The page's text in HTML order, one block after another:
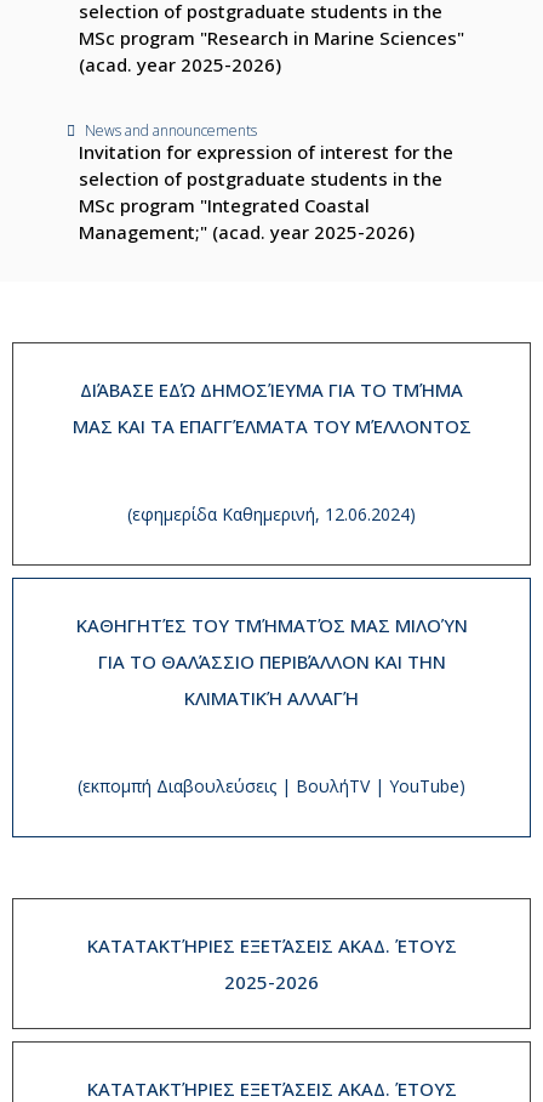
selection of postgraduate students in the
MSc program "Research in Marine Sciences"
(acad. year 2025-2026)
News and announcements
Invitation for expression of interest for the
selection of postgraduate students in the
MSc program "Integrated Coastal
Management;" (acad. year 2025-2026)
ΔΙΆΒΑΣΕ ΕΔΏ ΔΗΜΟΣΊΕΥΜΑ ΓΙΑ ΤΟ ΤΜΉΜΑ
ΜΑΣ ΚΑΙ ΤΑ ΕΠΑΓΓΈΛΜΑΤΑ ΤΟΥ ΜΈΛΛΟΝΤΟΣ
(εφημερίδα Καθημερινή, 12.06.2024)
ΚΑΘΗΓΗΤΈΣ ΤΟΥ ΤΜΉΜΑΤΌΣ ΜΑΣ ΜΙΛΟΎΝ
ΓΙΑ ΤΟ ΘΑΛΆΣΣΙΟ ΠΕΡΙΒΆΛΛΟΝ ΚΑΙ ΤΗΝ
ΚΛΙΜΑΤΙΚΉ ΑΛΛΑΓΉ
(εκπομπή Διαβουλεύσεις | ΒουλήTV | YouTube)
ΚΑΤΑΤΑΚΤΉΡΙΕΣ ΕΞΕΤΆΣΕΙΣ ΑΚΑΔ. ΈΤΟΥΣ
2025-2026
ΚΑΤΑΤΑΚΤΉΡΙΕΣ ΕΞΕΤΆΣΕΙΣ ΑΚΑΔ. ΈΤΟΥΣ